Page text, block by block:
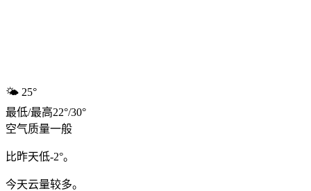
🌤️ 25°
最低/最高22°/30°
空气质量一般
比昨天低-2°。
今天云量较多。